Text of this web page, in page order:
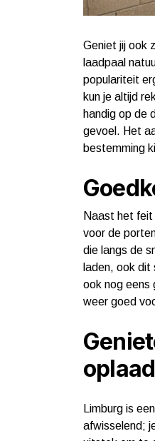
Geniet jij ook
laadpaal
populariteit
kun je altijd
handig op de
gevoel. Het
bestemming
Naast het feit
voor de
die langs de
laden, ook
ook nog eens
weer goed
Limburg is
afwisselend;